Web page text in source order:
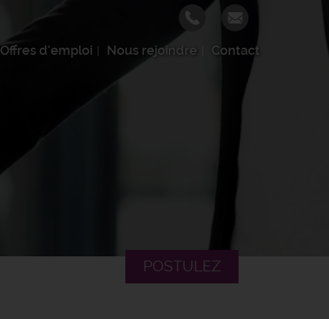
Offres d'emploi Nous rejoindre Contact
POSTULEZ